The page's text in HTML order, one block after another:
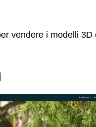
vendere i modelli 3D